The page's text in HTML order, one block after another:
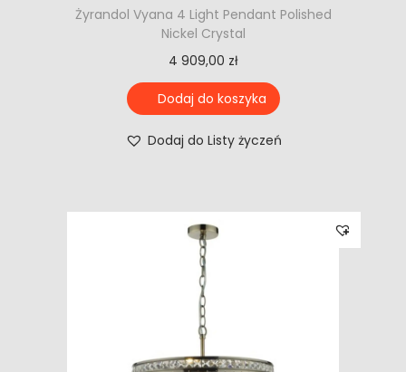
Żyrandol Vyana 4 Light Pendant Polished
Nickel Crystal
4 909,00 zł
Dodaj do koszyka
Dodaj do Listy życzeń